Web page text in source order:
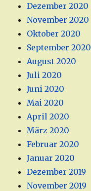
Dezember 2020
November 2020
Oktober 2020
September 2020
August 2020
Juli 2020
Juni 2020
Mai 2020
April 2020
März 2020
Februar 2020
Januar 2020
Dezember 2019
November 2019